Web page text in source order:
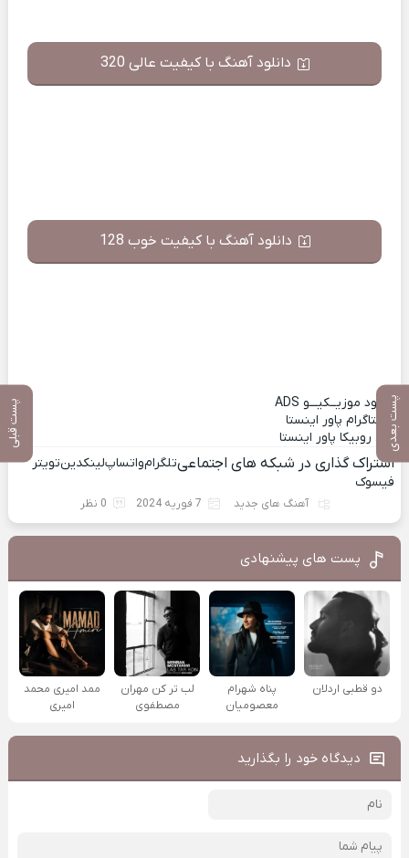
پست بعدی پست قبلی
دانلود آهنگ با کیفیت عالی 320
دانلود آهنگ با کیفیت خوب 128
دانلــود موزیــکیـــو ADS
اینستاگرام پاور اینستا
کانال روبیکا پاور اینستا
اشتراک گذاری در شبکه های اجتماعیتلگرامواتساپلینکدینتویتر
فیسوک
آهنگ های جدید 7 فوریه 2024 0 نظر
پست های پیشنهادی
دو قطبی اردلان
پناه شهرام
معصومیان
لب تر کن مهران
مصطفوی
ممد امیری محمد
امیری
دیدگاه خود را بگذارید